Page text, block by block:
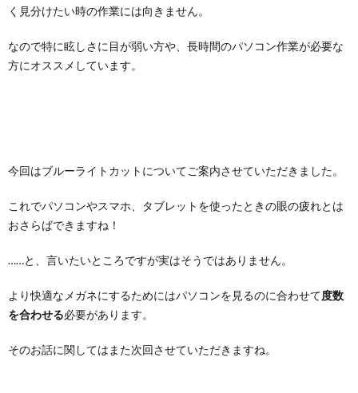
く見分けたい時の作業には向きません。
なので特に眩しさに目が弱い方や、長時間のパソコン作業が必要な
方にオススメしています。
今回はブルーライトカットについてご案内させていただきました。
これでパソコンやスマホ、タブレットを使ったときの眼の疲れとは
おさらばできますね！
……と、言いたいところですが実はそうではありません。
より快適なメガネにするためにはパソコンを見るのに合わせて度数
を合わせる必要があります。
そのお話に関してはまた次回させていただきますね。